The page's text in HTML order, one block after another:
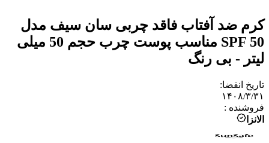
کرم ضد آفتاب فاقد چربی سان سیف مدل
SPF 50 مناسب پوست چرب حجم 50 میلی
لیتر - بی رنگ
تاریخ انقضا:
۱۴۰۸/۳/۳۱
فروشنده :
الانزا